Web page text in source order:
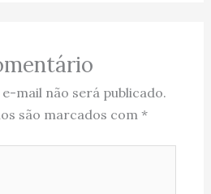
mail não será publicado.
são marcados com *